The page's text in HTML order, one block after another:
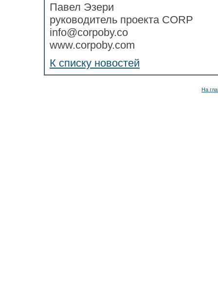
Павел Эзери
руководитель проекта CORP
info@corpoby.co
www.corpoby.com
К списку новостей
На